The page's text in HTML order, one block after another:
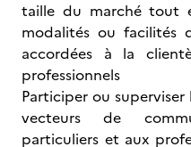
taille du marché tout
modalités ou facilités
accordées à la
professionnels
Participer ou
vecteurs de
particuliers et aux